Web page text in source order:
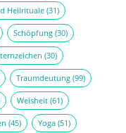
Heilrituale(31)
Schöpfung(30)
(30)
Traumdeutung(99)
Weisheit(61)
(45) Yoga(51)